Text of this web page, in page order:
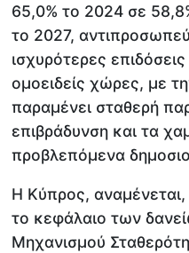
65,0% το 2024 σε
το 2027,
ισχυρότερες
ομοειδείς χώρες, με
παραμένει σταθερή
επιβράδυνση και τα
προβλεπόμενα
Η Κύπρος,
το κεφάλαιο των
Μηχανισμού